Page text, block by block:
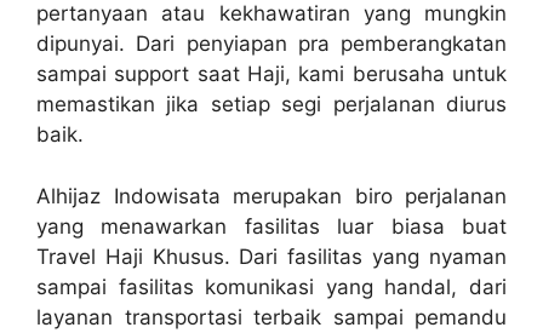
pertanyaan atau kekhawatiran yang mungkin
dipunyai. Dari penyiapan pra pemberangkatan
sampai support saat Haji, kami berusaha untuk
memastikan jika setiap segi perjalanan diurus
baik.
Alhijaz Indowisata merupakan biro perjalanan
yang menawarkan fasilitas luar biasa buat
Travel Haji Khusus. Dari fasilitas yang nyaman
sampai fasilitas komunikasi yang handal, dari
layanan transportasi terbaik sampai pemandu